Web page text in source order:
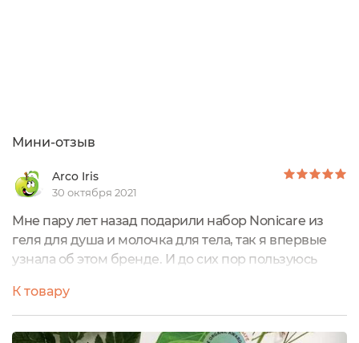
Мини-отзыв
Arco Iris
30 октября 2021
Мне пару лет назад подарили набор Nonicare из
геля для душа и молочка для тела, так я впервые
узнала об этом бренде. И до сих пор пользуюсь
не нужно, кожа не сухая, гель подошел для нее
идеально. Вот так случайно мне подарили продукт,
который подошел именно моей коже. (Молочком
К товару